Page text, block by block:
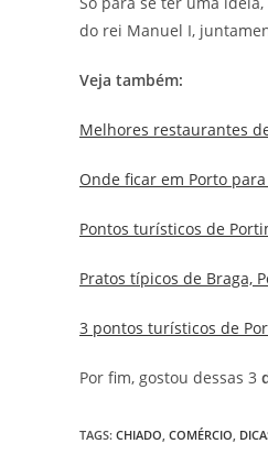
do rei Manuel I,
Veja também:
Melhores restaurantes
Onde ficar em Porto
Pontos turísticos de
Pratos típicos de Braga,
3 pontos turísticos de
Por fim, gostou dessas 3
TAGS: CHIADO COMÉRCIO